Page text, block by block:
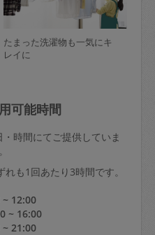
たまった洗濯物も一気にキ
レイに
可能時間
時間にてご提供していま
も1回あたり3時間です。
12:00
~ 16:00
21:00